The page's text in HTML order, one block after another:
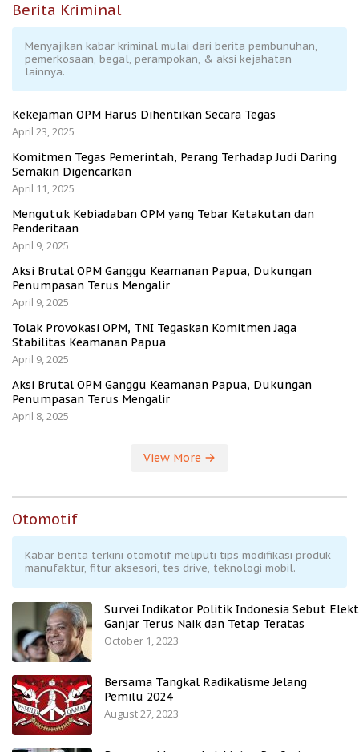
Berita Kriminal
Menyajikan kabar kriminal mulai dari berita pembunuhan,
pemerkosaan, begal, perampokan, & aksi kejahatan
lainnya.
Kekejaman OPM Harus Dihentikan Secara Tegas
April 23, 2025
Komitmen Tegas Pemerintah, Perang Terhadap Judi Daring
Semakin Digencarkan
April 11, 2025
Mengutuk Kebiadaban OPM yang Tebar Ketakutan dan
Penderitaan
April 9, 2025
Aksi Brutal OPM Ganggu Keamanan Papua, Dukungan
Penumpasan Terus Mengalir
April 9, 2025
Tolak Provokasi OPM, TNI Tegaskan Komitmen Jaga
Stabilitas Keamanan Papua
April 9, 2025
Aksi Brutal OPM Ganggu Keamanan Papua, Dukungan
Penumpasan Terus Mengalir
April 8, 2025
View More
Otomotif
Kabar berita terkini otomotif meliputi tips modifikasi produk
manufaktur, fitur aksesori, tes drive, teknologi mobil.
Survei Indikator Politik Indonesia Sebut
Ganjar Terus Naik dan Tetap Teratas
October 1, 2023
Bersama Tangkal Radikalisme Jelang
Pemilu 2024
August 27, 2023